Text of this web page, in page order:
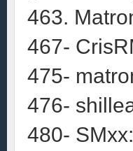
463.
467-
475-
476-
480-